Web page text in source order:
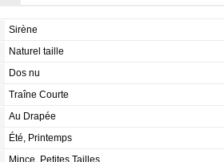
Sirène
Naturel taille
Dos nu
Traîne Courte
Au Drapée
Été, Printemps
Mince, Petites Tailles